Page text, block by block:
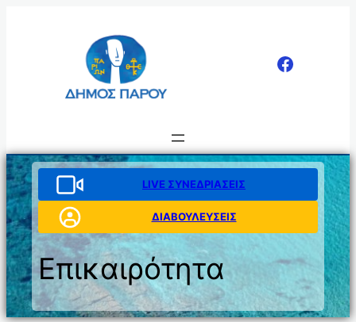
LIVE ΣΥΝΕΔΡΙΑΣΕΙΣ
ΔΙΑΒΟΥΛΕΥΣΕΙΣ
Επικαιρότητα